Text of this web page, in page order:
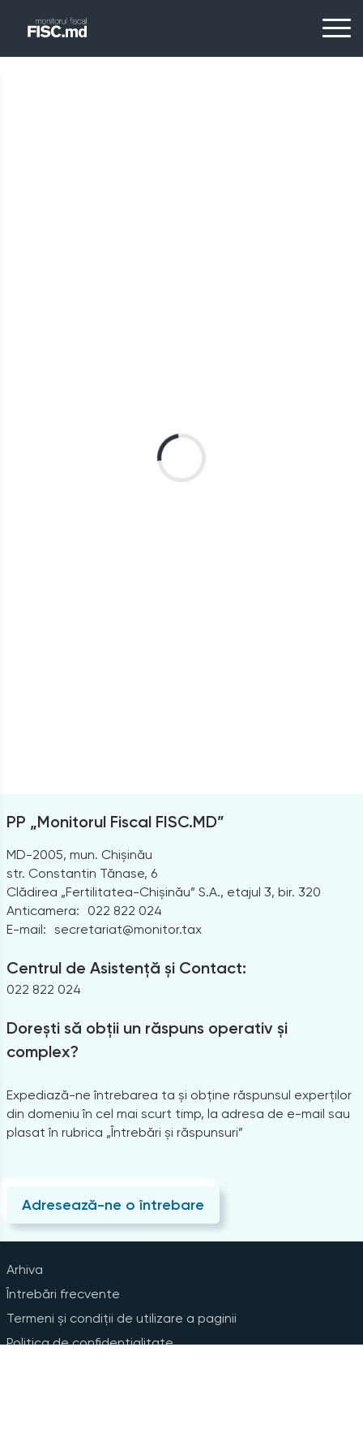
PP „Monitorul Fiscal FISC.MD”
MD-2005, mun. Chișinău
str. Constantin Tănase, 6
Clădirea „Fertilitatea-Chișinău” S.A., etajul 3, bir. 320
Anticamera:
022 822 024
E-mail: secretariat@monitor.tax
Centrul de Asistență și Contact:
022 822 024
Dorești să obții un răspuns operativ și
complex?
Expediază-ne întrebarea ta și obține răspunsul experților
din domeniu în cel mai scurt timp, la adresa de e-mail sau
plasat în rubrica „Întrebări și răspunsuri”
Adresează-ne o întrebare
Arhiva
Întrebări frecvente
Termeni și condiții de utilizare a paginii
Politica de confidențialitate